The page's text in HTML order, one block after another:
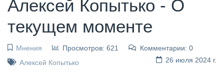
Алексей Копытько - О
текущем моменте
Мнения Просмотров: 621
Комментарии: 0
26 июля 2024 г.
Алексей Копытько